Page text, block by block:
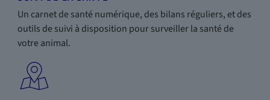
Un carnet de santé numérique, des bilans réguliers, et des
outils de suivi à disposition pour surveiller la santé de
votre animal.